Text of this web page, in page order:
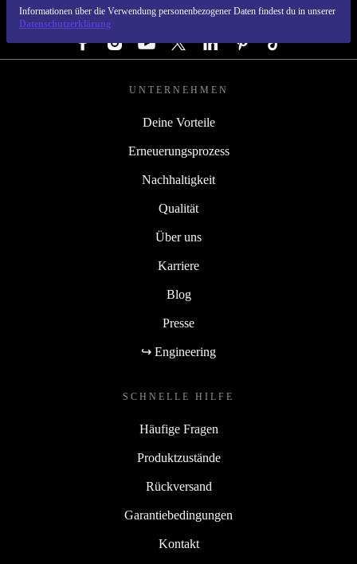
Informationen über die Verwendung personenbezogener Daten findest du in unserer
Datenschutzerklärung
FOLGE UNS
UNTERNEHMEN
Deine Vorteile
Erneuerungsprozess
Nachhaltigkeit
Qualität
Über uns
Karriere
Blog
Presse
↪ Engineering
SCHNELLE HILFE
Häufige Fragen
Produktzustände
Rückversand
Garantiebedingungen
Kontakt